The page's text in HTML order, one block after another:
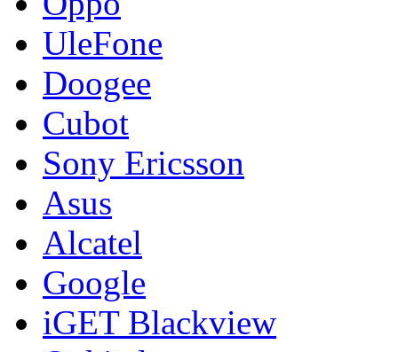
UleFone
Doogee
Cubot
Sony Ericsson
Asus
Alcatel
Google
iGET Blackview